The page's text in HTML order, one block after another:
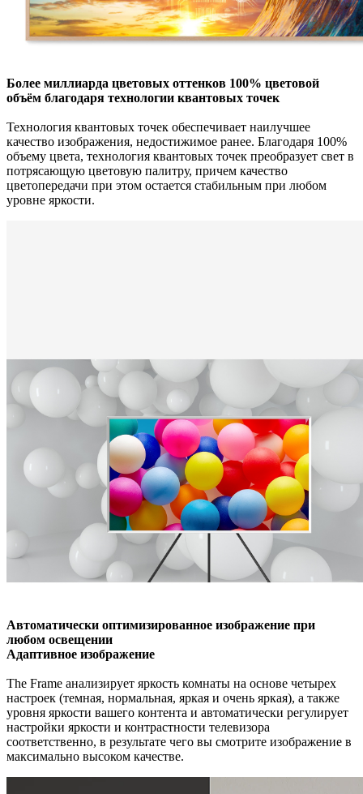
Более миллиарда цветовых оттенков 100% цветовой
объём благодаря технологии квантовых точек
Технология квантовых точек обеспечивает наилучшее
качество изображения, недостижимое ранее. Благодаря 100%
объему цвета, технология квантовых точек преобразует свет в
потрясающую цветовую палитру, причем качество
цветопередачи при этом остается стабильным при любом
уровне яркости.
Автоматически оптимизированное изображение при
любом освещении
Адаптивное изображение
The Frame анализирует яркость комнаты на основе четырех
настроек (темная, нормальная, яркая и очень яркая), а также
уровня яркости вашего контента и автоматически регулирует
настройки яркости и контрастности телевизора
соответственно, в результате чего вы смотрите изображение в
максимально высоком качестве.